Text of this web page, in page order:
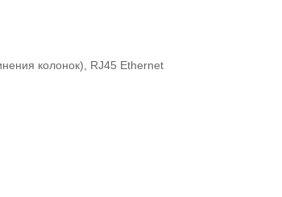
колонок), RJ45 Ethernet